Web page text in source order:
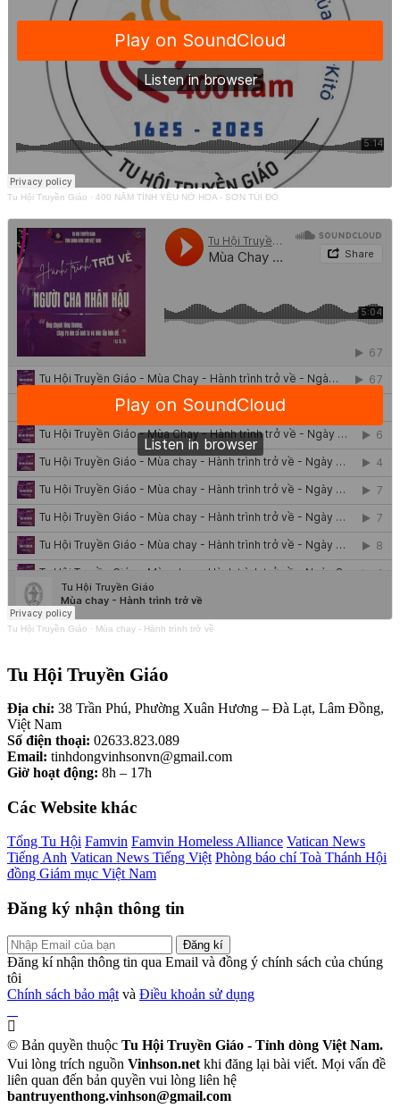
Tu Hội Truyền Giáo · 400 NĂM TÌNH YÊU NỞ HOA - SƠN TÚI ĐỎ
Tu Hội Truyền Giáo · Mùa chay - Hành trình trở về
Tu Hội Truyền Giáo
Địa chỉ: 38 Trần Phú, Phường Xuân Hương – Đà Lạt, Lâm Đồng,
Việt Nam
Số điện thoại: 02633.823.089
Email: tinhdongvinhsonvn@gmail.com
Giờ hoạt động: 8h – 17h
Các Website khác
Tổng Tu Hội Famvin Famvin Homeless Alliance Vatican News
Tiếng Anh Vatican News Tiếng Việt Phòng báo chí Toà Thánh Hội
đồng Giám mục Việt Nam
Đăng ký nhận thông tin
Đăng kí
Đăng kí nhận thông tin qua Email và đồng ý chính sách của chúng
tôi
Chính sách bảo mật và Điều khoản sử dụng
© Bản quyền thuộc Tu Hội Truyền Giáo - Tỉnh dòng Việt Nam.
Vui lòng trích nguồn Vinhson.net khi đăng lại bài viết. Mọi vấn đề
liên quan đến bản quyền vui lòng liên hệ
bantruyenthong.vinhson@gmail.com